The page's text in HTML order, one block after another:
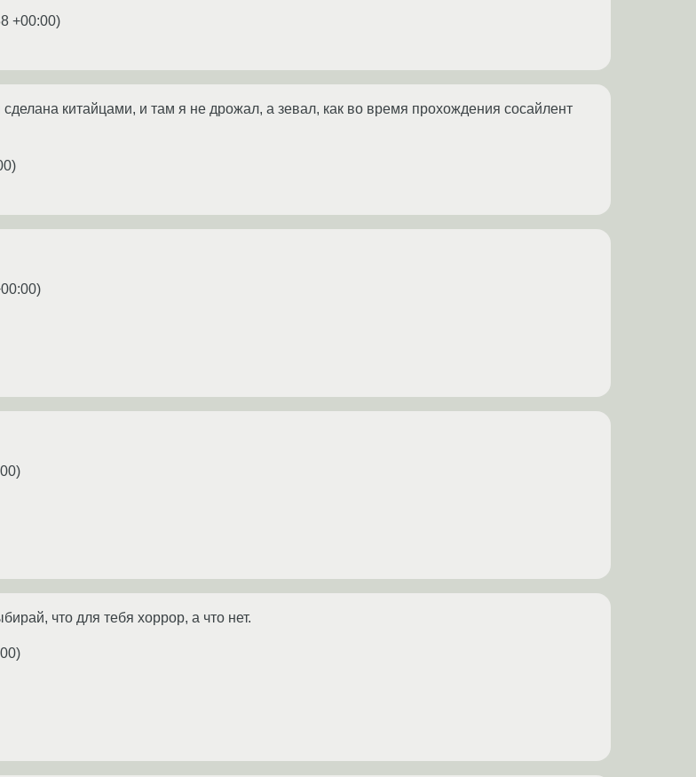
+00:00)
китайцами, и там я не дрожал, а зевал, как во время прохождения сосайлент
)
)
)
что для тебя хоррор, а что нет.
)